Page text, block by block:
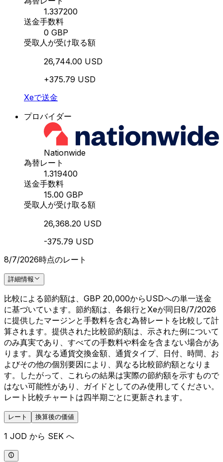
1.337200
送金手数料
0 GBP
受取人が受け取る額
26,744.00 USD
+375.79 USD
Xeで送金
プロバイダー
Nationwide
為替レート
1.319400
送金手数料
15.00 GBP
受取人が受け取る額
26,368.20 USD
-375.79 USD
8/7/2026時点のレート
詳細情報
比較による節約額は、GBP 20,000からUSDへの単一送金
に基づいています。節約額は、各銀行とXeが同日8/7/2026
に提供したマージンと手数料を含む為替レートを比較して計
算されます。提供された比較節約額は、示された例について
のみ真実であり、すべての手数料や料金を含まない場合があ
ります。異なる通貨交換金額、通貨タイプ、日付、時間、お
よびその他の個別要因により、異なる比較節約額となりま
す。したがって、これらの結果は実際の節約額を示すもので
はない可能性があり、ガイドとしてのみ使用してください。
レート比較チャートは四半期ごとに更新されます。
レート 換算後の価値
1 JOD から SEK へ